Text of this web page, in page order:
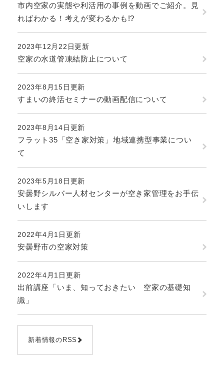
市内空家の実態や利活用の事例を動画でご紹介。見
ればわかる！考えが変わるかも!?
2023年12月22日更新
空家の水道管凍結防止について
2023年8月15日更新
すまいの終活セミナーの動画配信について
2023年8月14日更新
フラット35「空き家対策」地域連携型事業につい
て
2023年5月18日更新
安曇野シルバー人材センターが空き家管理をお手伝
いします
2022年4月1日更新
安曇野市の空家対策
2022年4月1日更新
出前講座「いま、知っておきたい 空家の基礎知
識」
新着情報のRSS